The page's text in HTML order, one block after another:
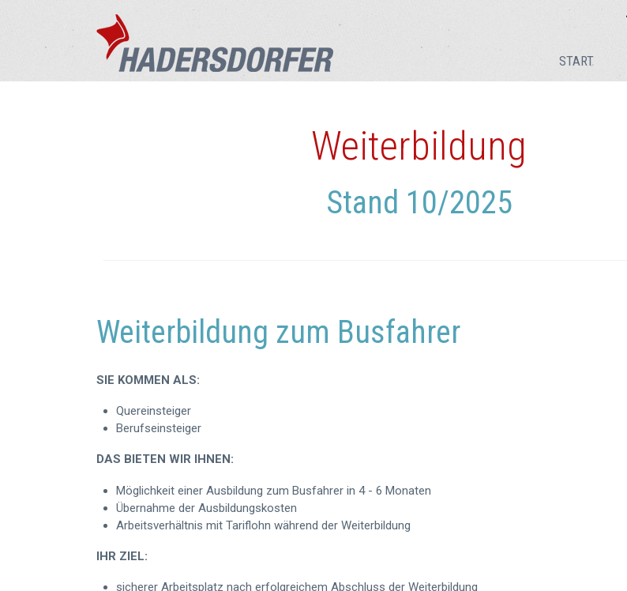
START
Weiterbildung
Stand 10/2025
Weiterbildung zum Busfahrer
SIE KOMMEN ALS:
Quereinsteiger
Berufseinsteiger
DAS BIETEN WIR IHNEN:
Möglichkeit einer Ausbildung zum Busfahrer in 4 - 6 Monaten
Übernahme der Ausbildungskosten
Arbeitsverhältnis mit Tariflohn während der Weiterbildung
IHR ZIEL:
sicherer Arbeitsplatz nach erfolgreichem Abschluss der Weiterbildung